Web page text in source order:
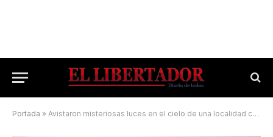
Portada » Avistaron misteriosas luces en el cielo de una localidad correntina